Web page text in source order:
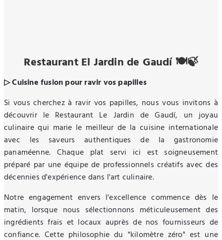
Restaurant El Jardin de Gaudí 🍽️🍃
▷ Cuisine fusion pour ravir vos papilles
Si vous cherchez à ravir vos papilles, nous vous invitons à
découvrir le Restaurant Le Jardin de Gaudí, un joyau
culinaire qui marie le meilleur de la cuisine internationale
avec les saveurs authentiques de la gastronomie
panaméenne. Chaque plat servi ici est soigneusement
préparé par une équipe de professionnels créatifs avec des
décennies d'expérience dans l'art culinaire.
Notre engagement envers l'excellence commence dès le
matin, lorsque nous sélectionnons méticuleusement des
ingrédients frais et locaux auprès de nos fournisseurs de
confiance. Cette philosophie du "kilomètre zéro" est une